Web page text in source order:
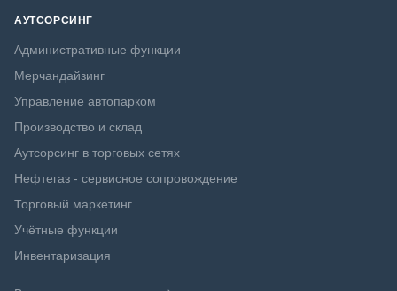
АУТСОРСИНГ
Административные функции
Мерчандайзинг
Управление автопарком
Производство и склад
Аутсорсинг в торговых сетях
Нефтегаз - сервисное сопровождение
Торговый маркетинг
Учётные функции
Инвентаризация